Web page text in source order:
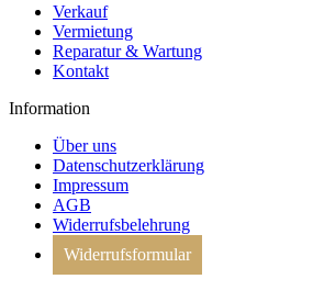
Verkauf
Vermietung
Reparatur & Wartung
Kontakt
Information
Über uns
Datenschutzerklärung
Impressum
AGB
Widerrufsbelehrung
Widerrufsformular